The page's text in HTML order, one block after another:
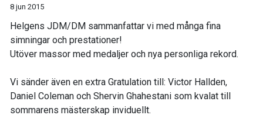
8 jun 2015
Helgens JDM/DM sammanfattar vi med många fina
simningar och prestationer!
Utöver massor med medaljer och nya personliga rekord.
Vi sänder även en extra Gratulation till: Victor Hallden,
Daniel Coleman och Shervin Ghahestani som kvalat till
sommarens mästerskap inviduellt.